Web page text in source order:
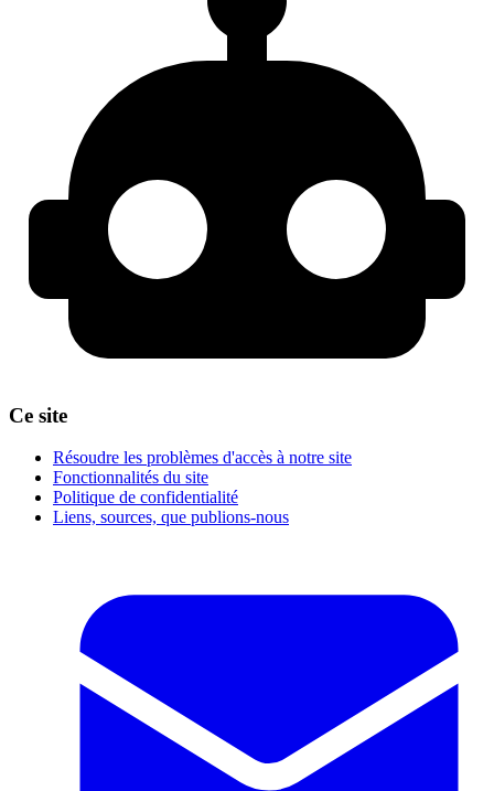
Ce site
Résoudre les problèmes d'accès à notre site
Fonctionnalités du site
Politique de confidentialité
Liens, sources, que publions-nous